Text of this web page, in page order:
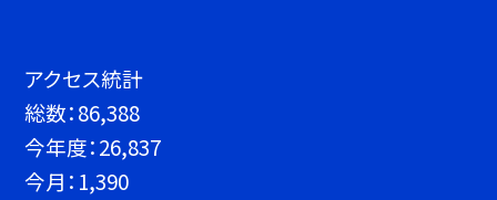
アクセス統計
総数：86,388
今年度：26,837
今月： 1,390